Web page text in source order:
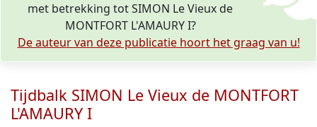
met betrekking tot SIMON Le Vieux de
MONTFORT L'AMAURY I?
De auteur van deze publicatie hoort het graag van u!
Tijdbalk SIMON Le Vieux de MONTFORT
L'AMAURY I